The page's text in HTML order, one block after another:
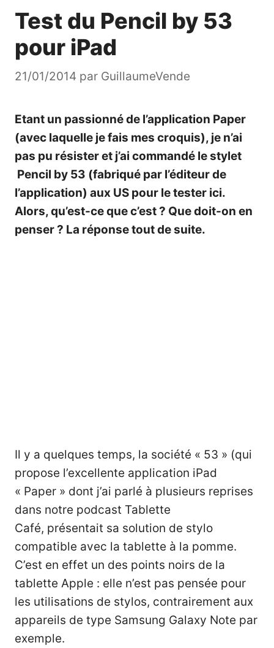
Test du Pencil by 53
pour iPad
21/01/2014 par GuillaumeVende
Etant un passionné de l’application Paper
(avec laquelle je fais mes croquis), je n’ai
pas pu résister et j’ai commandé le stylet
Pencil by 53 (fabriqué par l’éditeur de
l’application) aux US pour le tester ici.
Alors, qu’est-ce que c’est ? Que doit-on en
penser ? La réponse tout de suite.
Il y a quelques temps, la société « 53 » (qui
propose l’excellente application iPad
« Paper » dont j’ai parlé à plusieurs reprises
dans notre podcast Tablette
Café, présentait sa solution de stylo
compatible avec la tablette à la pomme.
C’est en effet un des points noirs de la
tablette Apple : elle n’est pas pensée pour
les utilisations de stylos, contrairement aux
appareils de type Samsung Galaxy Note par
exemple.